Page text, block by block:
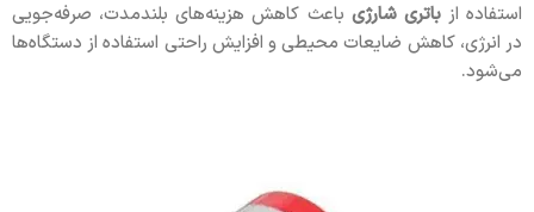
استفاده ازباتری شارژی باعث کاهش هزینه‌های بلندمدت، صرفه‌جویی
در انرژی، کاهش ضایعات محیطی و افزایش راحتی استفاده از دستگاه‌ها
می‌شود.